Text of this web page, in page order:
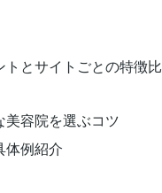
とサイトごとの特徴比
美容院を選ぶコツ
体例紹介